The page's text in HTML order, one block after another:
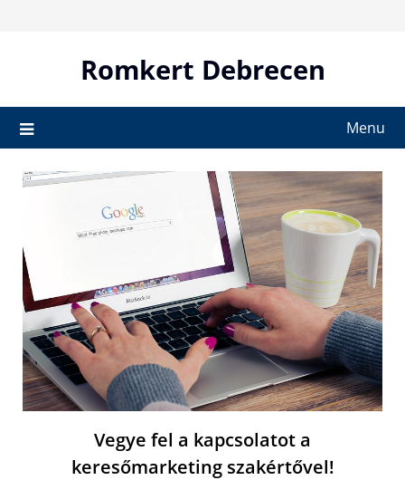
Romkert Debrecen
Menu
Vegye fel a kapcsolatot a
keresőmarketing szakértővel!